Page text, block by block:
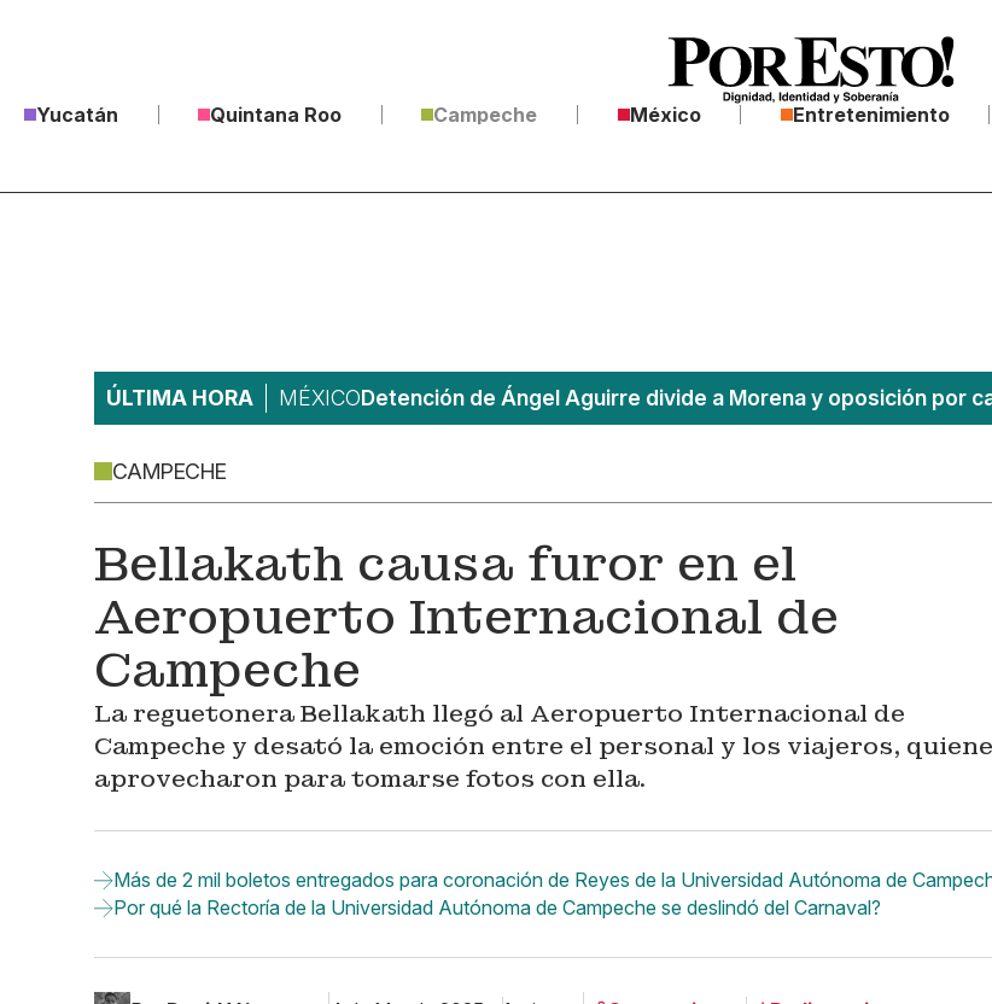
Yucatán Quintana Roo Campeche México Entretenimiento
ÚLTIMA HORA MÉXICODetención de Ángel Aguirre divide a Morena y oposición por
CAMPECHE
Bellakath causa furor en el
Aeropuerto Internacional de
Campeche
La reguetonera Bellakath llegó al Aeropuerto Internacional de
Campeche y desató la emoción entre el personal y los viajeros,
aprovecharon para tomarse fotos con ella.
Más de 2 mil boletos entregados para coronación de Reyes de la Universidad Autónoma de
Por qué la Rectoría de la Universidad Autónoma de Campeche se deslindó del Carnaval?